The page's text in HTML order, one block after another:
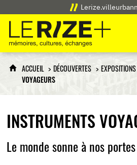
Le Rize+
mémoires, cultures,
ACCUEIL DÉCOUVERTES
VOYAGEURS
INSTRUMENTS
Le monde sonne à nos portes